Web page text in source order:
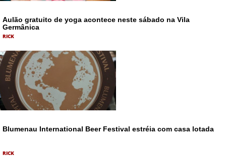
Aulão gratuito de yoga acontece neste sábado na Vila
Germânica
RICK
Blumenau International Beer Festival estréia com casa lotada
RICK